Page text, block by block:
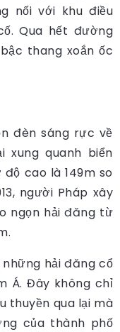
nối với khu điều
Qua hết đường
thang xoắn ốc
đèn sáng rực về
xung quanh biển
cao là 149m so
người Pháp xây
ngọn hải đăng từ
hải đăng cổ
Á. Đây không chỉ
thuyền qua lại mà
của thành phố